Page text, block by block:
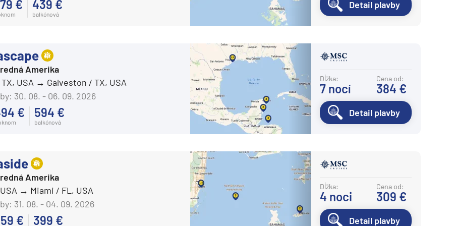
Carnival Celebration
Carnival Dream
€ 439 €
balkónová
Detail plavby
Amerika
USA
Galveston / TX, USA
30. 08. - 06. 09. 2026
€ 594 €
balkónová
Dĺžka:
7 nocí
Cena od:
384 €
Detail plavby
Amerika
Miami / FL, USA
31. 08. - 04. 09. 2026
€ 399 €
Dĺžka:
4 noci
Cena od:
309 €
Detail plavby